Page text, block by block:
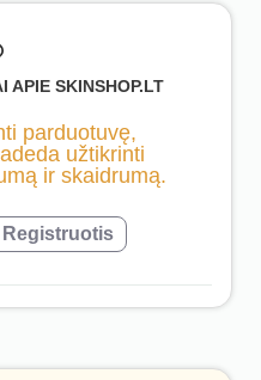
APIE SKINSHOP.LT
parduotuvę,
užtikrinti
ir skaidrumą.